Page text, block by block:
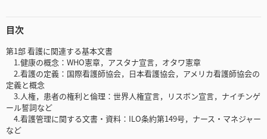
目次
第1部 看護に関連する基本文書
1.健康の概念：WHO憲章，アスタナ宣言，オタワ憲章
2.看護の定義：国際看護師協会，日本看護協会，アメリカ看護師協会の
定義と概念
3.人権，患者の権利と倫理：世界人権宣言，リスボン宣言，ナイチンゲ
ール誓詞など
4.看護管理に関する文書・資料：ILO条約第149号，ナース・マネジャー
など